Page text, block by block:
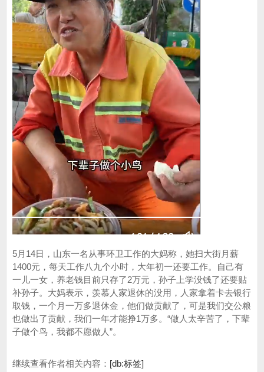
5月14日，山东一名从事环卫工作的大妈称，她扫大街月薪
1400元，每天工作八九个小时，大年初一还要工作。自己有
一儿一女，养老钱目前只存了2万元，孙子上学没钱了还要贴
补孙子。大妈表示，羡慕人家退休的没用，人家拿着卡去银行
取钱，一个月一万多退休金，他们做贡献了，可是我们交公粮
也做出了贡献，我们一年才能挣1万多。“做人太辛苦了，下辈
子做个鸟，我都不愿做人”。
继续查看作者相关内容： [db:标签]